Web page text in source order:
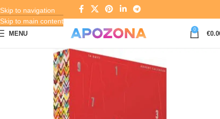
Skip to navigation
Skip to main content
MENU
0
€